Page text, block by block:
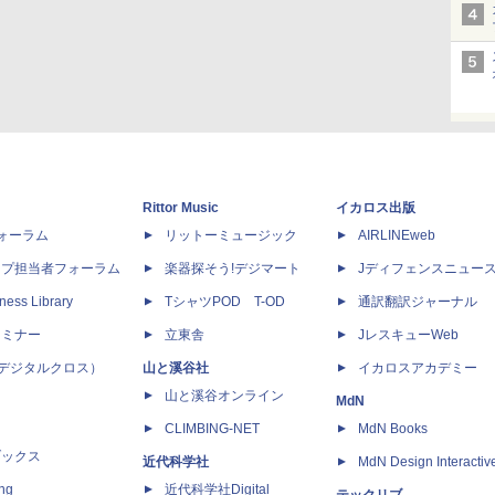
ーラム
担当者フォーラム
Library
ナー
ジタルクロス）
クス
Rittor Music
リットーミュージック
楽器探そう!デジマート
TシャツPOD T-OD
立東舎
山と溪谷社
山と溪谷オンライン
CLIMBING-NET
近代科学社
近代科学社Digital
イカロス出版
AIRLINEweb
Jディフェンスニュー
通訳翻訳ジャーナル
JレスキューWeb
イカロスアカデミー
MdN
MdN Books
MdN Design